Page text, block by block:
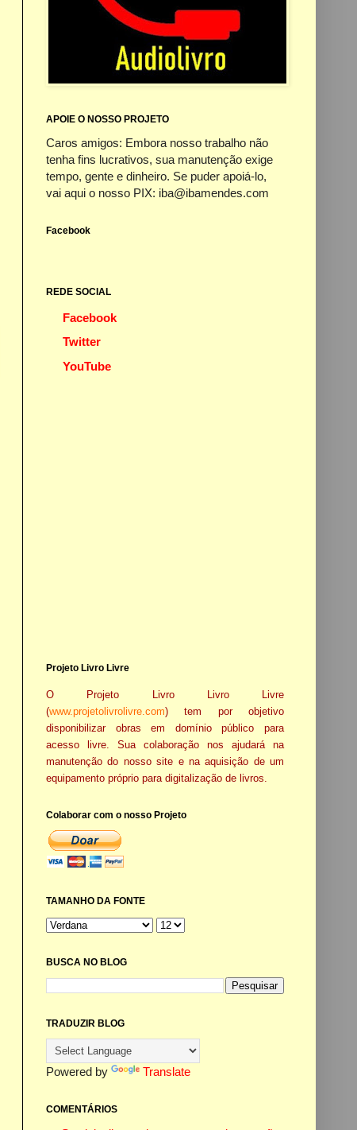
APOIE O NOSSO PROJETO
Caros amigos: Embora nosso trabalho não
tenha fins lucrativos, sua manutenção exige
tempo, gente e dinheiro. Se puder apoiá-lo,
vai aqui o nosso PIX: iba@ibamendes.com
Facebook
REDE SOCIAL
Facebook
Twitter
YouTube
Projeto Livro Livre
O Projeto Livro Livro Livre
(www.projetolivrolivre.com) tem por objetivo
disponibilizar obras em domínio público para
acesso livre. Sua colaboração nos ajudará na
manutenção do nosso site e na aquisição de um
equipamento próprio para digitalização de livros.
Colaborar com o nosso Projeto
TAMANHO DA FONTE
BUSCA NO BLOG
TRADUZIR BLOG
Powered by Translate
COMENTÁRIOS